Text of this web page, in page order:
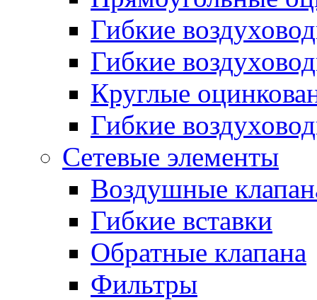
Гибкие
Гибкие
Круглые
Гибкие
Сетевые элементы
Воздушные
Гибкие вставки
Обратные клапана
Фильтры